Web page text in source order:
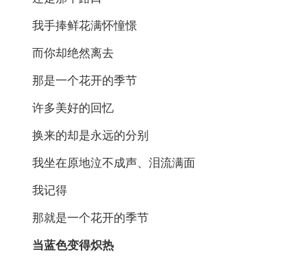
我手捧鲜花满怀憧憬
而你却绝然离去
那是一个花开的季节
许多美好的回忆
换来的却是永远的分别
我坐在原地泣不成声、泪流满面
我记得
那就是一个花开的季节
当蓝色变得炽热